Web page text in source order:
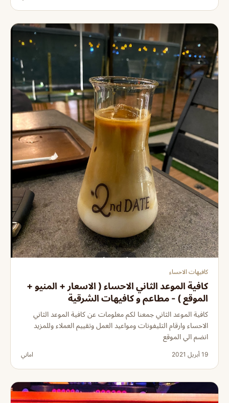
كافيهات الاحساء
كافية الموعد الثاني الاحساء ( الاسعار + المنيو +
الموقع ) - مطاعم و كافيهات الشرقية
كافية الموعد الثاني جمعنا لكم معلومات عن كافية الموعد الثاني
الاحساء وارقام التليفونات ومواعيد العمل وتقييم العملاء وللمزيد
انضم الي الموقع
19 أبريل 2021 اماني